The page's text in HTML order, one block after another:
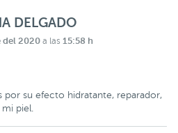
DELGADO
del 2020 a las 15:58 h
por su efecto hidratante, reparador,
piel.